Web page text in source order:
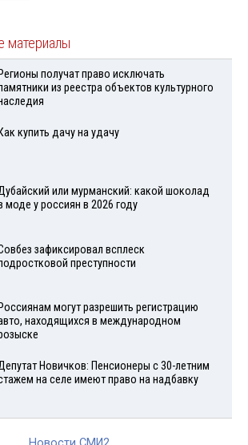
материалы
Регионы получат право исключать
из реестра объектов культурного
Как купить дачу на удачу
или мурманский: какой шоколад
моде у россиян в 2026 году
зафиксировал всплеск
преступности
могут разрешить регистрацию
находящихся в международном
Новичков: Пенсионеры с 30-летним
на селе имеют право на надбавку